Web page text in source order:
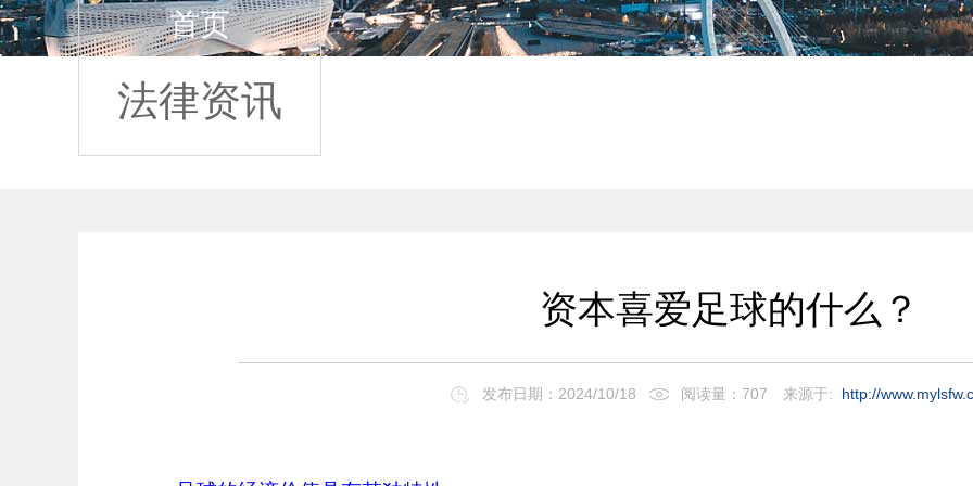
首页
法律资讯
资本喜爱足球的什么？
发布日期：2024/10/18 阅读量：707 来源于: http://